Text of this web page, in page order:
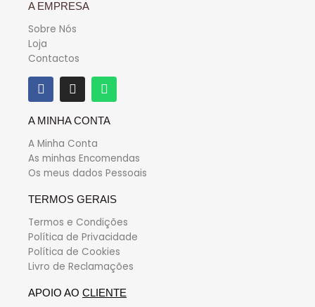
A EMPRESA
Sobre Nós
Loja
Contactos
A MINHA CONTA
A Minha Conta
As minhas Encomendas
Os meus dados Pessoais
TERMOS GERAIS
Termos e Condições
Política de Privacidade
Política de Cookies
Livro de Reclamações
APOIO AO CLIENTE